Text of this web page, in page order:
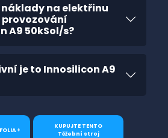
náklady na elektřinu
provozování
A9 50kSol/s?
je to Innosilicon A9
+
KUPUJTE TENTO
Těžební stroj